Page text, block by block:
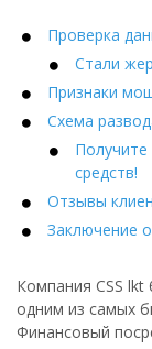
Проверка
Стали
Признаки
Схема
средств!
Отзывы
Заключение
Компания CSS
одним из самых
Финансовый